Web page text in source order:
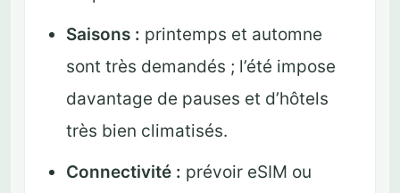
Saisons : printemps et automne
sont très demandés ; l’été impose
davantage de pauses et d’hôtels
très bien climatisés.
Connectivité : prévoir eSIM ou